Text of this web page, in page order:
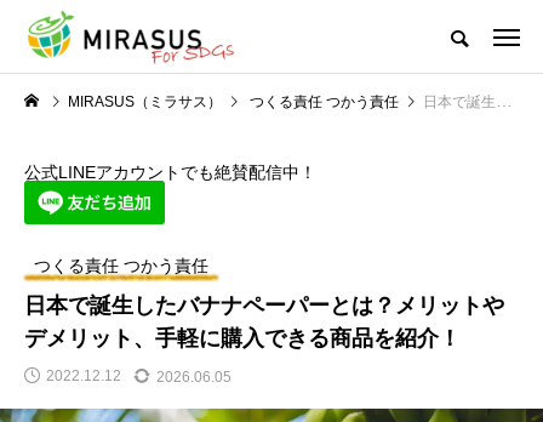
MIRASUS（ミラサス） つくる責任 つかう責任 日本で誕生したバナナペーパーとは？メリットやデメリット、手軽に購入できる商品を紹介！
公式LINEアカウントでも絶賛配信中！
つくる責任 つかう責任
日本で誕生したバナナペーパーとは？メリットや
デメリット、手軽に購入できる商品を紹介！
2022.12.12 2026.06.05